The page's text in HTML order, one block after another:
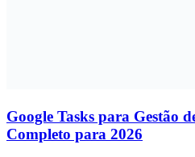
Google Tasks para Gestão
Completo para 2026